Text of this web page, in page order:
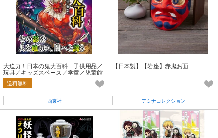
大迫力！日本の鬼大百科 子供用品／
玩具／キッズスペース／学童／児童館
送料無料
西東社
【日本製】【岩座】赤鬼お面
アミナコレクション